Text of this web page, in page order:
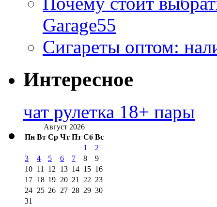
Garage55
Сигареты оптом:
Интересное
чат рулетка 18+ пары
Август 2026
Пн Вт Ср Чт Пт Сб Вс
1
2
3
4 5 6 7 8
9
10 11 12 13 14 15 16
17 18 19 20 21 22 23
24 25 26 27 28 29 30
31